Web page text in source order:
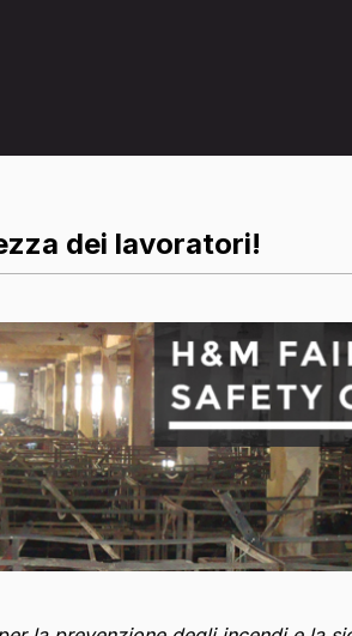
dei lavoratori!